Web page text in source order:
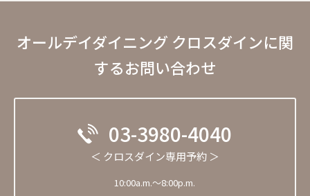
オールデイダイニング クロスダインに関
するお問い合わせ
03-3980-4040
＜ クロスダイン専用予約 ＞
10:00a.m.～8:00p.m.